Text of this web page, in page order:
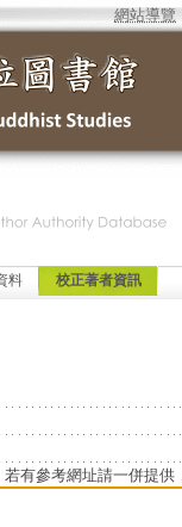
網站導覽
料 校正著者資訊
有參考網址請一併提供